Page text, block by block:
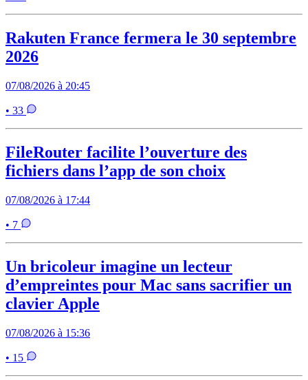
Rakuten France fermera le 30 septembre
2026
07/08/2026 à 20:45
• 33
FileRouter facilite l’ouverture des
fichiers dans l’app de son choix
07/08/2026 à 17:44
• 7
Un bricoleur imagine un lecteur
d’empreintes pour Mac sans sacrifier un
clavier Apple
07/08/2026 à 15:36
• 15